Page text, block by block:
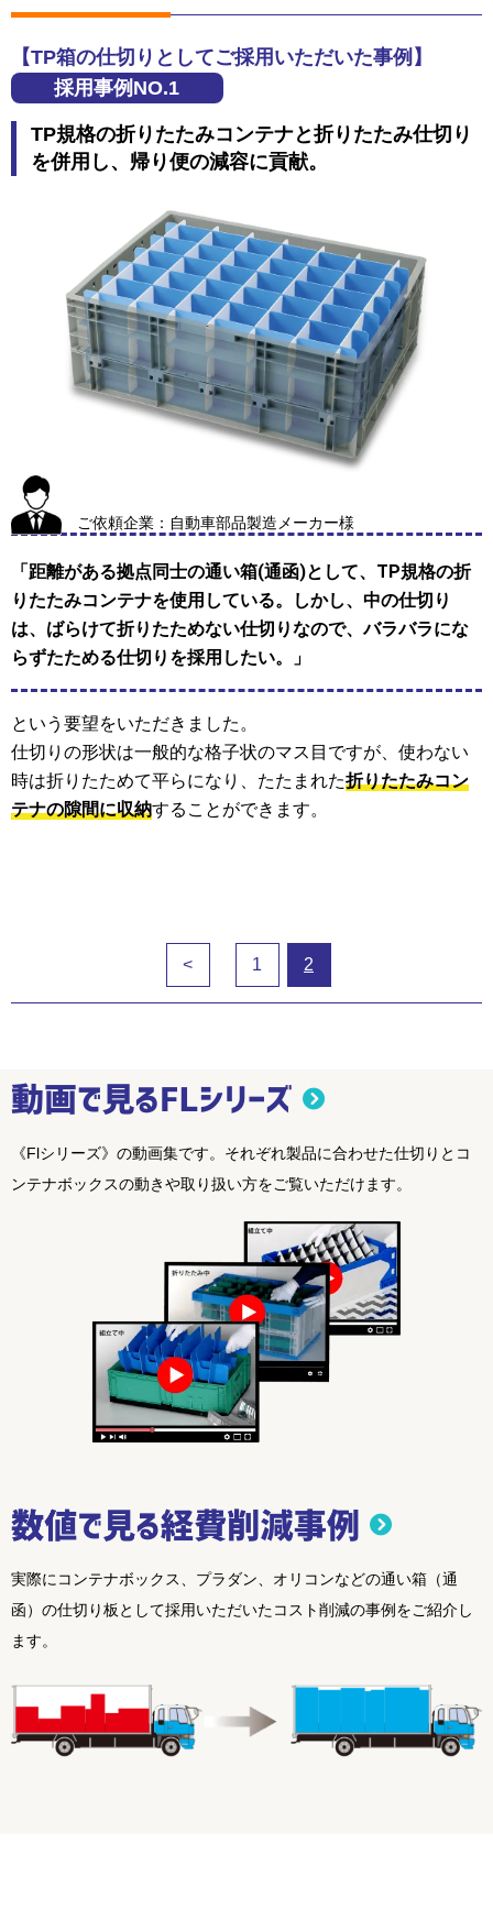
【TP箱の仕切りとしてご採用いただいた事例】
採用事例NO.1
TP規格の折りたたみコンテナと折りたたみ仕切り
を併用し、帰り便の減容に貢献。
ご依頼企業：自動車部品製造メーカー様
「距離がある拠点同士の通い箱(通函)として、TP規格の折
りたたみコンテナを使用している。しかし、中の仕切り
は、ばらけて折りたためない仕切りなので、バラバラにな
らずたためる仕切りを採用したい。」
という要望をいただきました。
仕切りの形状は一般的な格子状のマス目ですが、使わない
時は折りたためて平らになり、たたまれた折りたたみコン
テナの隙間に収納することができます。
< 1 2
実際にコンテナボックス、プラダン、オリコンなどの通い箱（通
函）の仕切り板として採用いただいたコスト削減の事例をご紹介し
ます。
《Flシリーズ》の動画集です。それぞれ製品に合わせた仕切りとコ
ンテナボックスの動きや取り扱い方をご覧いただけます。